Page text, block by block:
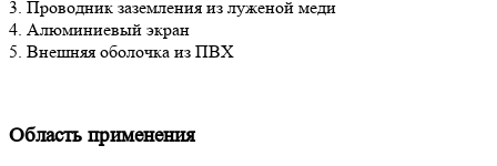
3. Проводник заземления из луженой меди
4. Алюминиевый экран
5. Внешняя оболочка из ПВХ
Область применения